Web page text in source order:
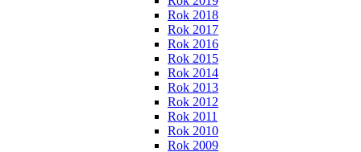
Rok 2018
Rok 2017
Rok 2016
Rok 2015
Rok 2014
Rok 2013
Rok 2012
Rok 2011
Rok 2010
Rok 2009